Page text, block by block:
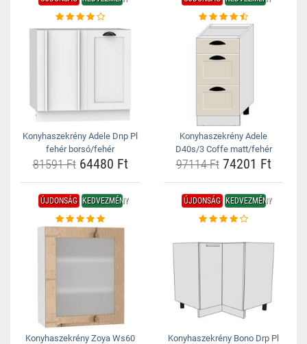
Konyhaszekrény Adele Dnp Pl
fehér borsó/fehér
81591 Ft64480 Ft
Konyhaszekrény Adele
D40s/3 Coffe matt/fehér
97114 Ft74201 Ft
ÚJDONSÁG KEDVEZMÉNY
Konyhaszekrény Zoya Ws60
ÚJDONSÁG KEDVEZMÉNY
Konyhaszekrény Bono Drp Pl